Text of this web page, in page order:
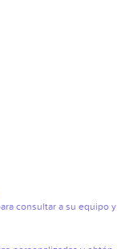
consultar a su equipo y